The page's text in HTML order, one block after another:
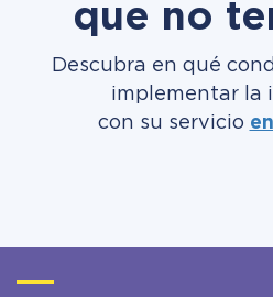
que no
Descubra en qué
implementar la
con su servicio